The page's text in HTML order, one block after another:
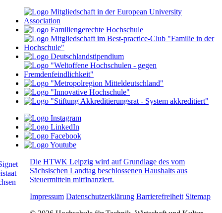
Die HTWK Leipzig wird auf Grundlage des vom
Sächsischen Landtag beschlossenen Haushalts aus
Steuermitteln mitfinanziert.
Impressum Datenschutzerklärung Barrierefreiheit Sitemap